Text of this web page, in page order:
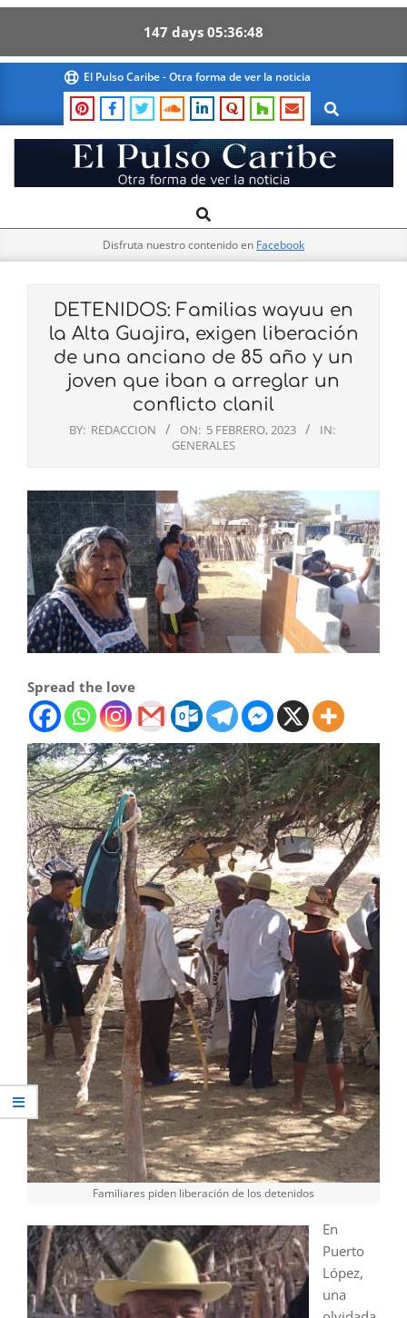
147 days 05 36 47
content
El Pulso Caribe - Otra forma de ver la noticia
Search
El
Pulso
Navigation
Search
Disfruta nuestro contenido en Facebook
DETENIDOS: Familias wayuu en
la Alta Guajira, exigen liberación
de una anciano de 85 año y un
joven que iban a arreglar un
conflicto clanil
BY: REDACCION ON: 5 FEBRERO, 2023
IN:
GENERALES
Spread the love
Familiares piden liberación de los detenidos
En
Puerto
López,
una